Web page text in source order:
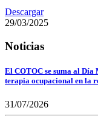
Descargar
29/03/2025
Noticias
El COTOC se suma al
terapia ocupacional en la
31/07/2026